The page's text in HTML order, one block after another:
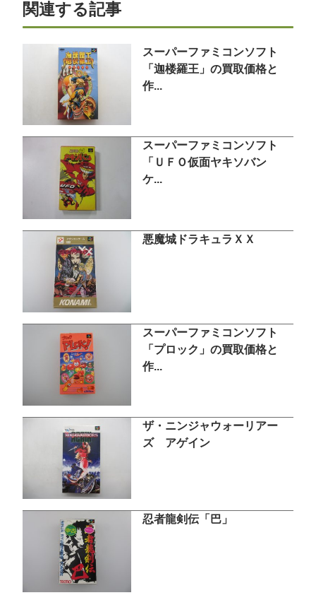
関連する記事
スーパーファミコンソフト
「迦楼羅王」の買取価格と
作...
スーパーファミコンソフト
「ＵＦＯ仮面ヤキソバン
ケ...
悪魔城ドラキュラＸＸ
スーパーファミコンソフト
「プロック」の買取価格と
作...
ザ・ニンジャウォーリアー
ズ アゲイン
忍者龍剣伝「巴」